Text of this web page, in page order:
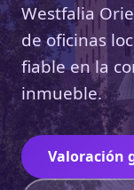
Westfalia
de oficinas
fiable en la
inmueble.
Valoración